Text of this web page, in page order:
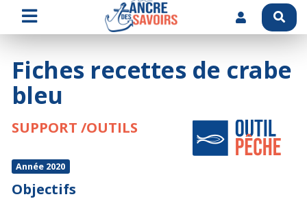
Fiches recettes de crabe
bleu
SUPPORT /OUTILS
Année 2020
Objectifs